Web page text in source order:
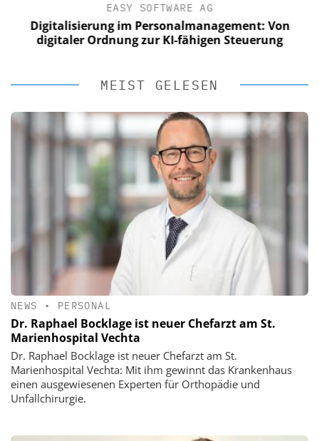
EASY SOFTWARE AG
Digitalisierung im Personalmanagement: Von
digitaler Ordnung zur KI-fähigen Steuerung
MEIST GELESEN
NEWS • PERSONAL
Dr. Raphael Bocklage ist neuer Chefarzt am St.
Marienhospital Vechta
Dr. Raphael Bocklage ist neuer Chefarzt am St.
Marienhospital Vechta: Mit ihm gewinnt das Krankenhaus
einen ausgewiesenen Experten für Orthopädie und
Unfallchirurgie.